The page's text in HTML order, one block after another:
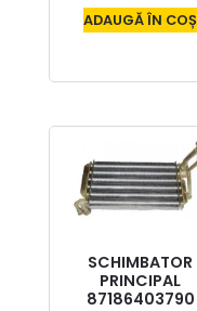
ADAUGĂ ÎN COȘ
SCHIMBATOR
PRINCIPAL
87186403790